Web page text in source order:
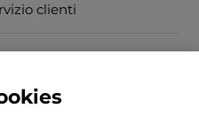
clienti